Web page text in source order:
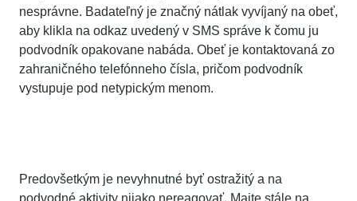
nesprávne. Badateľný je značný nátlak vyvíjaný na obeť,
aby klikla na odkaz uvedený v SMS správe k čomu ju
podvodník opakovane nabáda. Obeť je kontaktovaná zo
zahraničného telefónneho čísla, pričom podvodník
vystupuje pod netypickým menom.
Predovšetkým je nevyhnutné byť ostražitý a na
podvodné aktivity nijako nereagovať. Majte stále na